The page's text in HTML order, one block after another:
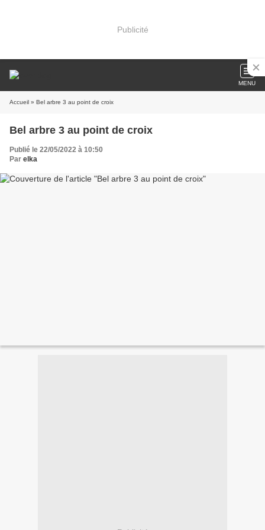
Publicité
MENU
Accueil » Bel arbre 3 au point de croix
Bel arbre 3 au point de croix
Publié le 22/05/2022 à 10:50
Par elka